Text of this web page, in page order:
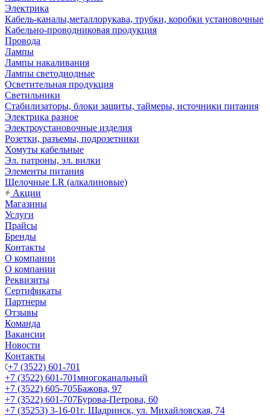
Электрика
Кабель-каналы,металлорукава, трубки, коробки установочные
Кабельно-проводниковая продукция
Провода
Лампы
Лампы накаливания
Лампы светодиодные
Осветительная продукция
Светильники
Стабилизаторы, блоки защиты, таймеры, источники питания
Электрика разное
Электроустановочные изделия
Розетки, разъемы, подрозетники
Хомуты кабельные
Эл. патроны, эл. вилки
Элементы питания
Щелочные LR (алкалиновые)
Акции
Магазины
Услуги
Прайсы
Бренды
Контакты
О компании
О компании
Реквизиты
Сертификаты
Партнеры
Отзывы
Команда
Вакансии
Новости
Контакты
+7 (3522) 601-701
+7 (3522) 601-701многоканальный
+7 (3522) 605-705Бажова, 97
+7 (3522) 601-707Бурова-Петрова, 60
+7 (35253) 3-16-01г. Шадринск, ул. Михайловская, 74